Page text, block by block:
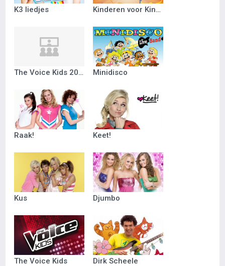
K3 liedjes Kinderen voor Kinderen
The Voice Kids 2018 Minidisco
Raak! Keet!
Kus Djumbo
The Voice Kids Dirk Scheele